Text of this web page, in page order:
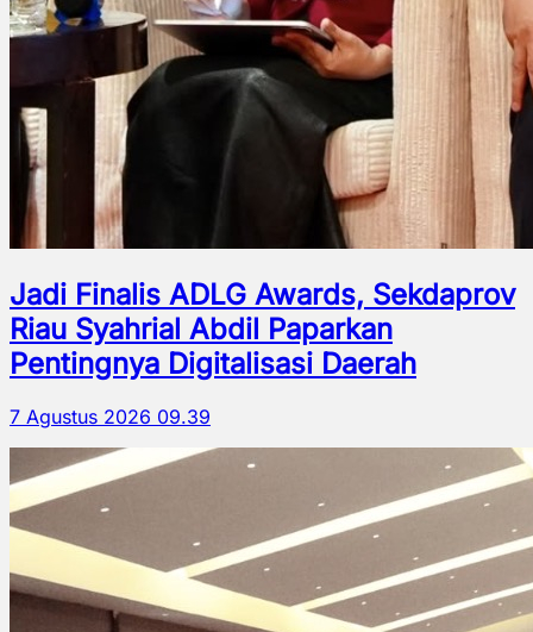
Jadi Finalis ADLG Awards, Sekdaprov
Riau Syahrial Abdil Paparkan
Pentingnya Digitalisasi Daerah
7 Agustus 2026 09.39